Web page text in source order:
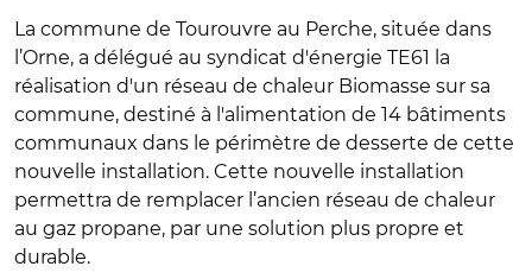
La commune de Tourouvre au Perche, située dans
l’Orne, a délégué au syndicat d'énergie TE61 la
réalisation d'un réseau de chaleur Biomasse sur sa
commune, destiné à l'alimentation de 14 bâtiments
communaux dans le périmètre de desserte de cette
nouvelle installation. Cette nouvelle installation
permettra de remplacer l’ancien réseau de chaleur
au gaz propane, par une solution plus propre et
durable.